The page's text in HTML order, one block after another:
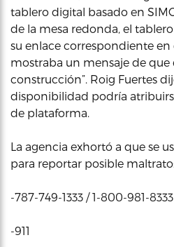
tablero digital basado en
de la mesa redonda, el
su enlace correspondiente
mostraba un mensaje de que
construcción”. Roig Fuertes
disponibilidad podría
de plataforma.
La agencia exhortó a que se
para reportar posible
-787-749-1333 / 1-800-981-8333
-911